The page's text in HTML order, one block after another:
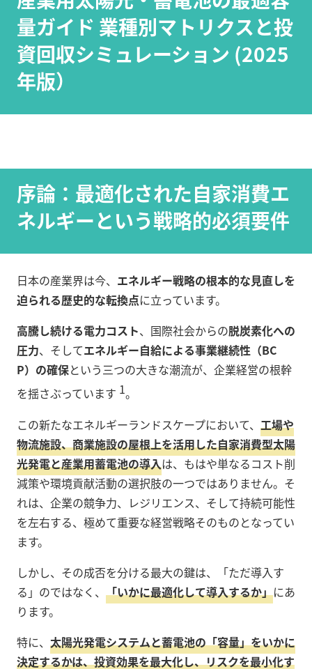
量ガイド 業種別マトリクスと投
資回収シミュレーション (2025
年版）
序論：最適化された自家消費エ
ネルギーという戦略的必須要件
日本の産業界は今、 エネルギー戦略の根本的な見直しを
迫られる歴史的な転換点に立っています。
高騰し続ける電力コスト、国際社会からの脱炭素化への
圧力、そしてエネルギー自給による事業継続性（BC
P）の確保という三つの大きな潮流が、企業経営の根幹
を揺さぶっています 1。
この新たなエネルギーランドスケープにおいて、 工場や
物流施設、商業施設の屋根上を活用した自家消費型太陽
光発電と産業用蓄電池の導入は、もはや単なるコスト削
減策や環境貢献活動の選択肢の一つではありません。そ
れは、企業の競争力、レジリエンス、そして持続可能性
を左右する、極めて重要な経営戦略そのものとなってい
ます。
しかし、その成否を分ける最大の鍵は、「ただ導入す
る」のではなく、 「いかに最適化して導入するか」にあ
ります。
特に、 太陽光発電システムと蓄電池の「容量」をいかに
決定するかは、投資効果を最大化し、リスクを最小化す